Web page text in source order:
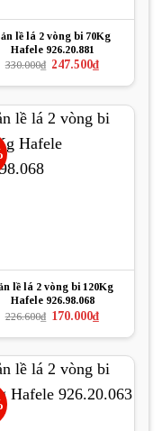
lề lá 2 vòng bi 70Kg
Hafele 926.20.881
330.000₫ Giá
là:
247.500₫Giá
hiện
tại
247.500₫.
lề lá 2 vòng bi 120Kg
Hafele 926.98.068
226.600₫ Giá
là:
170.000₫Giá
hiện
tại
170.000₫.